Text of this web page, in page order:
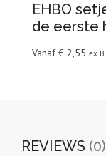
EHBO
de eerste
Vanaf€ 2,55 ex
REVIEWS (0)